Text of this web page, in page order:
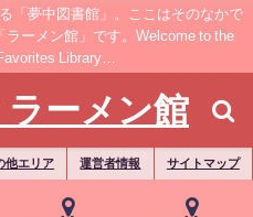
「夢中図書館」。ここはそのなかで
ーメン館」です。Welcome to the
Library…
ーメン館
他エリア 運営者情報 サイトマップ